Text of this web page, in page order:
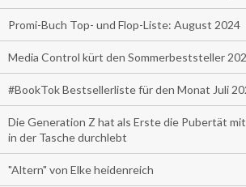
Promi-Buch Top- und Flop-Liste: August 2024
Media Control kürt den Sommerbeststeller
#BookTok Bestsellerliste für den Monat Juli
Die Generation Z hat als Erste die Pubertät
in der Tasche durchlebt
"Altern" von Elke heidenreich